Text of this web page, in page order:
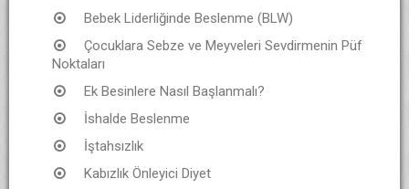
Bebek Liderliğinde Beslenme (BLW)
Çocuklara Sebze ve Meyveleri Sevdirmenin Püf
Noktaları
Ek Besinlere Nasıl Başlanmalı?
İshalde Beslenme
İştahsızlık
Kabızlık Önleyici Diyet